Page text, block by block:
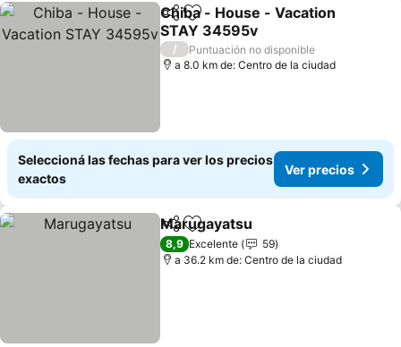
CompartirAñadir a favoritos
Chiba - House - Vacation
STAY 34595v
/
Puntuación no disponible
a 8.0 km de: Centro de la ciudad
Seleccioná las fechas para ver los precios
exactos
Ver precios
CompartirAñadir a favoritos
Marugayatsu
8,9 Excelente
59
a 36.2 km de: Centro de la ciudad